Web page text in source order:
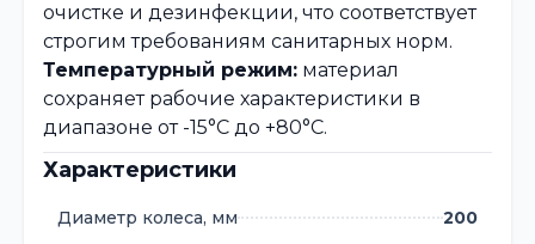
очистке и дезинфекции, что соответствует
строгим требованиям санитарных норм.
Температурный режим: материал
сохраняет рабочие характеристики в
диапазоне от -15°C до +80°C.
Характеристики
Диаметр колеса, мм
200